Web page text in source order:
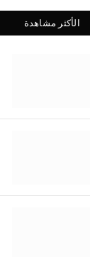
الأكثر مشاهدة